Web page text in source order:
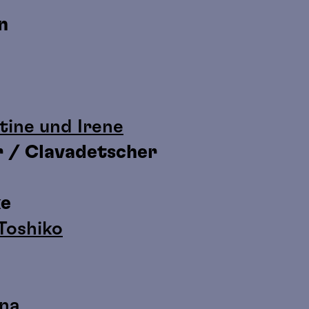
und Irene
/ Clavadetscher